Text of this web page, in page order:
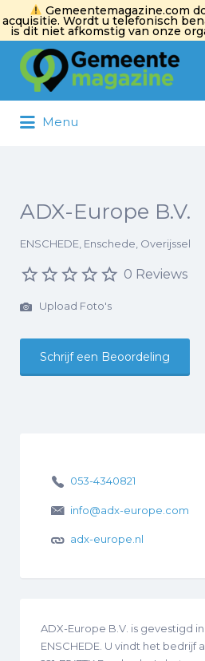
Gemeentemagazine.com
acquisitie. Wordt u telefonisch
is dit niet afkomstig van onze
Zoek
naar:
Menu
naar:
ADX-Europe B.V.
ENSCHEDE, Enschede, Overijssel
0 Reviews
Upload Foto's
Schrijf een Beoordeling
053-4340821
info@adx-europe.com
adx-europe.nl
ADX-Europe B.V. is gevestigd
ENSCHEDE. U vindt het bedrijf